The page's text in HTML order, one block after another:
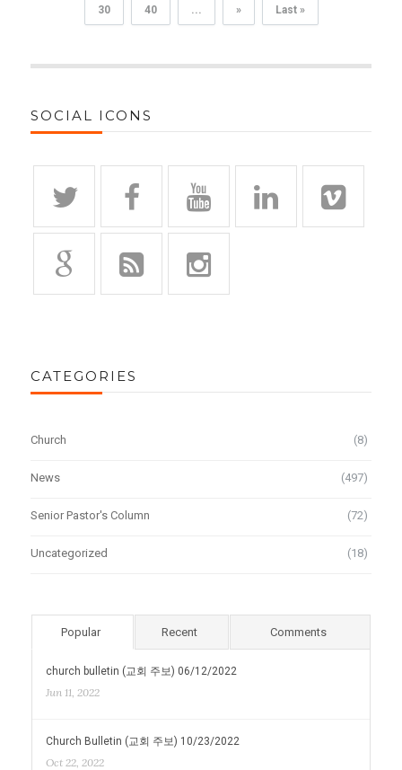
30 40 ... » Last »
SOCIAL ICONS
CATEGORIES
Church (8)
News (497)
Senior Pastor's Column (72)
Uncategorized (18)
Popular Recent Comments
church bulletin (교회 주보) 06/12/2022
Jun 11, 2022
Church Bulletin (교회 주보) 10/23/2022
Oct 22, 2022